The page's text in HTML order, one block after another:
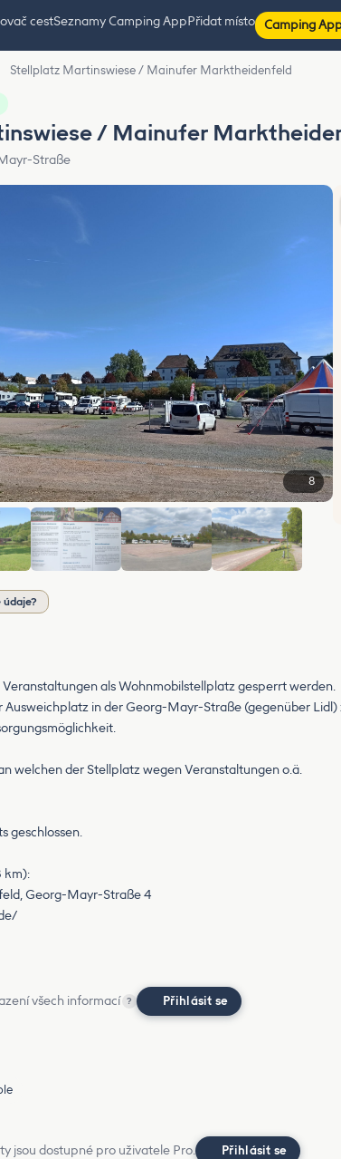
cestSeznamy Camping AppPřidat místo Camping
Stellplatz Martinswiese / Mainufer Marktheidenfeld
/ Mainufer
Straße
8
údaje?
Veranstaltungen als Wohnmobilstellplatz gesperrt werden.
in der Georg-Mayr-Straße (gegenüber
welchen der Stellplatz wegen Veranstaltungen o.ä.
geschlossen.
km):
Georg-Mayr-Straße 4
všech informací ? Přihlásit se
jsou dostupné pro uživatele Pro. Přihlásit se